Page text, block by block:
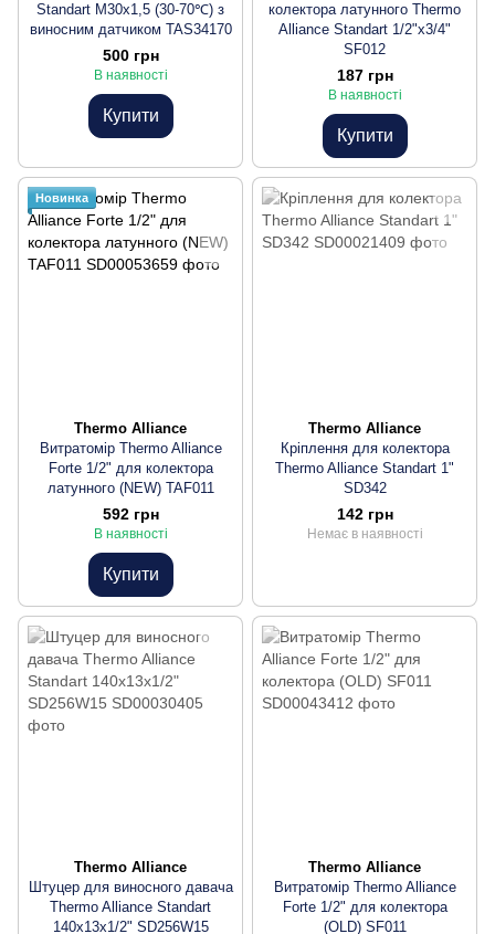
Standart М30х1,5 (30-70℃) з
виносним датчиком TAS34170
500 грн
В наявності
Купити
колектора латунного Thermo
Alliance Standart 1/2"х3/4"
SF012
187 грн
В наявності
Купити
Новинка
Thermo Alliance
Витратомір Thermo Alliance
Forte 1/2" для колектора
латунного (NEW) TAF011
592 грн
В наявності
Купити
Thermo Alliance
Кріплення для колектора
Thermo Alliance Standart 1"
SD342
142 грн
Немає в наявності
Thermo Alliance
Штуцер для виносного давача
Thermo Alliance Standart
140х13х1/2" SD256W15
Thermo Alliance
Витратомір Thermo Alliance
Forte 1/2" для колектора
(OLD) SF011